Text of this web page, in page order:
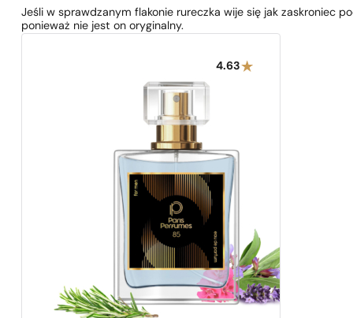
Jeśli w sprawdzanym flakonie rureczka wije się jak zaskroniec
ponieważ nie jest on oryginalny.
4.63